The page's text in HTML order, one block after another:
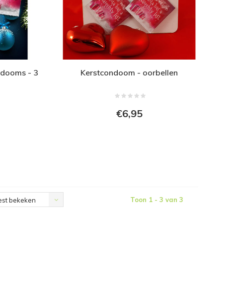
- 3
Kerstcondoom - oorbellen
€6,95
bekeken Toon 1 - 3 van 3